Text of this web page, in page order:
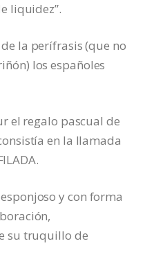
liquidez”.
la perífrasis (que no
los españoles
el regalo pascual de
en la llamada
y con forma
su truquillo de